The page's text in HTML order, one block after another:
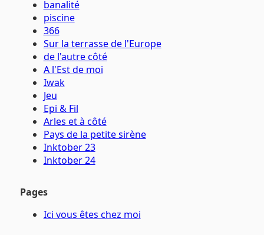
banalité
piscine
366
Sur la terrasse de l'Europe
de l'autre côté
A l'Est de moi
Iwak
Jeu
Epi & Fil
Arles et à côté
Pays de la petite sirène
Inktober 23
Inktober 24
Pages
Ici vous êtes chez moi